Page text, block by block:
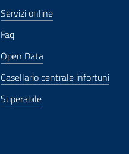
Servizi online
Faq
Open Data
Casellario centrale infortuni
Superabile